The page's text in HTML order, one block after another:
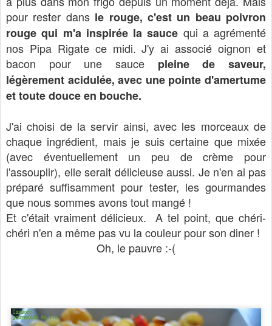
pour rester dans le rouge, c'est un beau poivron
rouge qui m'a inspirée la sauce qui a agrémenté
nos Pipa Rigate ce midi. J'y ai associé oignon et
bacon pour une sauce pleine de saveur,
légèrement acidulée, avec une pointe d'amertume
et toute douce en bouche.
J'ai choisi de la servir ainsi, avec les morceaux de
chaque ingrédient, mais je suis certaine que mixée
(avec éventuellement un peu de crème pour
l'assouplir), elle serait délicieuse aussi. Je n'en ai pas
préparé suffisamment pour tester, les gourmandes
que nous sommes avons tout mangé !
Et c'était vraiment délicieux. A tel point, que chéri-
chéri n'en a même pas vu la couleur pour son diner !
Oh, le pauvre :-(